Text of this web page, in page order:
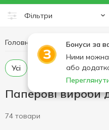
Фільтри
Бонуси за
Ними можна
або
Головна Гігієна та догляд
Усі Вологі серветки
Паперові вироби
74 товари